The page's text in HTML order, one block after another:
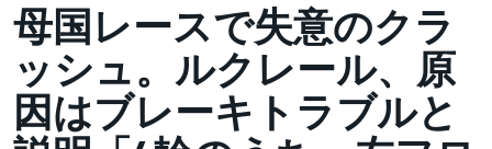
母国レースで失意のクラ
ッシュ。ルクレール、原
因はブレーキトラブルと